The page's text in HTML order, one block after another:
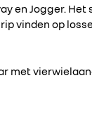
en Jogger.
vinden op
met